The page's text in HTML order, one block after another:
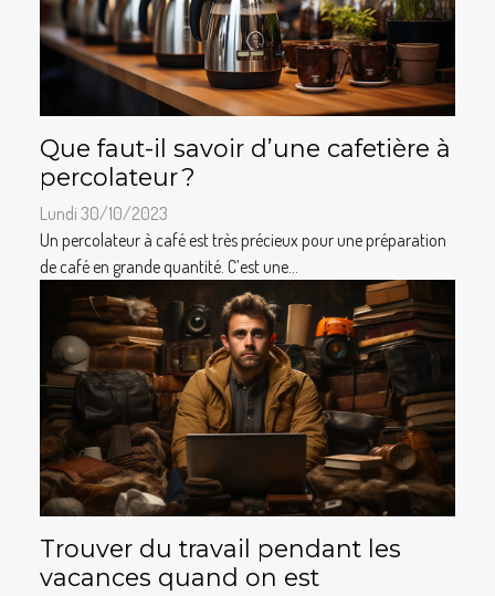
Que faut-il savoir d’une cafetière à
percolateur ?
Lundi 30/10/2023
Un percolateur à café est très précieux pour une préparation
de café en grande quantité. C’est une...
Trouver du travail pendant les
vacances quand on est